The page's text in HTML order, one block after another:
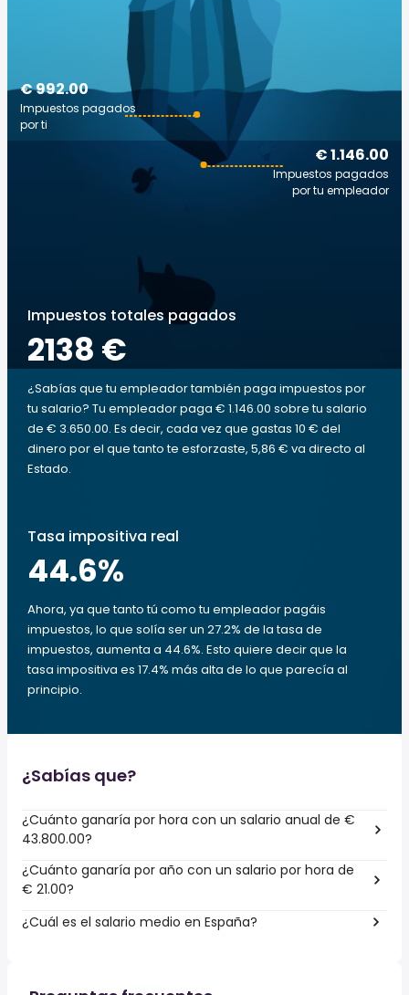
€ 1.146.00
Impuestos pagados
por tu empleador
€ 992.00
Impuestos pagados
por ti
Impuestos totales pagados
2138 €
¿Sabías que tu empleador también paga impuestos por
tu salario? Tu empleador paga € 1.146.00 sobre tu salario
de € 3.650.00. Es decir, cada vez que gastas 10 € del
dinero por el que tanto te esforzaste, 5,86 € va directo al
Estado.
Tasa impositiva real
44.6%
Ahora, ya que tanto tú como tu empleador pagáis
impuestos, lo que solía ser un 27.2% de la tasa de
impuestos, aumenta a 44.6%. Esto quiere decir que la
tasa impositiva es 17.4% más alta de lo que parecía al
principio.
¿Sabías que?
¿Cuánto ganaría por hora con un salario anual de €
43.800.00?
¿Cuánto ganaría por año con un salario por hora de
€ 21.00?
¿Cuál es el salario medio en España?